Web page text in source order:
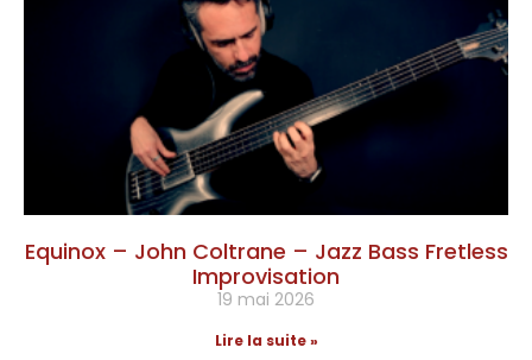
Equinox – John Coltrane – Jazz Bass Fretless
Improvisation
19 mai 2026
Lire la suite »